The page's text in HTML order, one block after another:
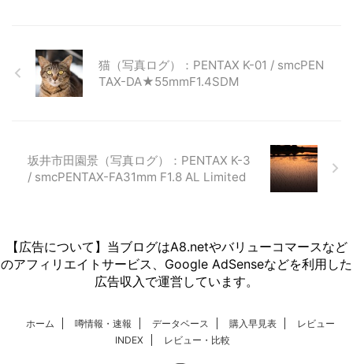
猫（写真ログ）：PENTAX K-01 / smcPEN
TAX-DA★55mmF1.4SDM
坂井市田園景（写真ログ）：PENTAX K-3
/ smcPENTAX-FA31mm F1.8 AL Limited
【広告について】当ブログはA8.netやバリューコマースなど
のアフィリエイトサービス、Google AdSenseなどを利用した
広告収入で運営しています。
ホーム 噂情報・速報 データベース 購入早見表
レビュー
INDEX
レビュー・比較